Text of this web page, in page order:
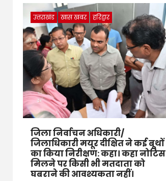
उत्तराखंड खास खबर हरिद्वार
जिला निर्वाचन अधिकारी/
जिलाधिकारी मयूर दीक्षित ने कई बूथों
का किया निरीक्षण: कहा। कहा नोटिस
मिलने पर किसी भी मतदाता को
घबराने की आवश्यकता नहीं।